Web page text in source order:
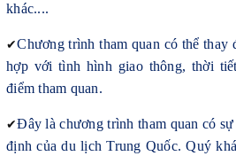
khác....
✔Chương trình tham quan có thể
hợp với tình hình giao thông, thời
điểm tham quan.
✔Đây là chương trình tham quan có
định của du lịch Trung Quốc. Quý